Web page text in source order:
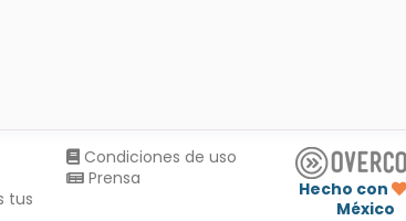
tus
Condiciones de uso
Prensa
Hecho con
México